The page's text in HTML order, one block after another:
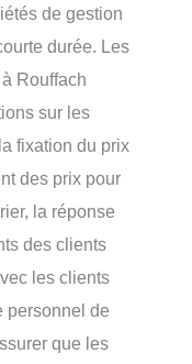
de gestion
durée. Les
Rouffach
sur les
fixation du prix
des prix pour
la réponse
des clients
les clients
personnel de
que les